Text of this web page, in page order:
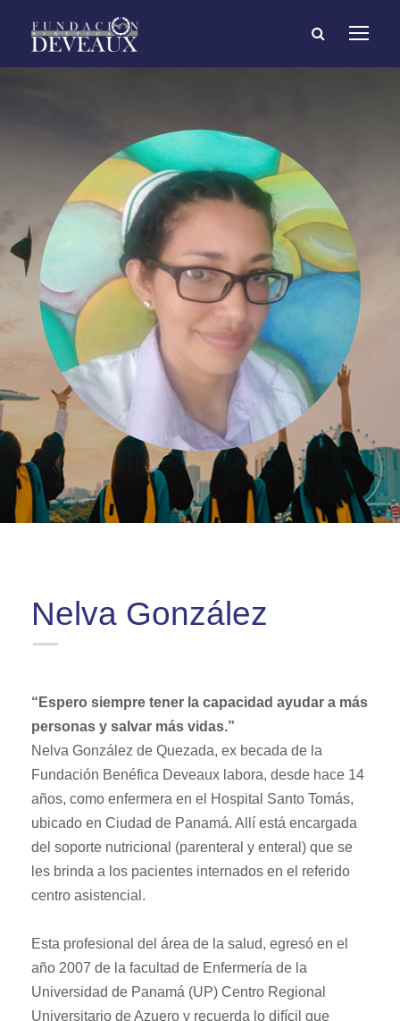
Nelva González
“Espero siempre tener la capacidad ayudar a más
personas y salvar más vidas.”
Nelva González de Quezada, ex becada de la
Fundación Benéfica Deveaux labora, desde hace 14
años, como enfermera en el Hospital Santo Tomás,
ubicado en Ciudad de Panamá. Allí está encargada
del soporte nutricional (parenteral y enteral) que se
les brinda a los pacientes internados en el referido
centro asistencial.
Esta profesional del área de la salud, egresó en el
año 2007 de la facultad de Enfermería de la
Universidad de Panamá (UP) Centro Regional
Universitario de Azuero y recuerda lo difícil que